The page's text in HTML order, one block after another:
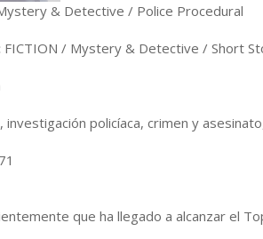
& Detective / Police Procedural
FICTION / Mystery & Detective / Short
investigación policíaca, crimen y
que ha llegado a alcanzar el